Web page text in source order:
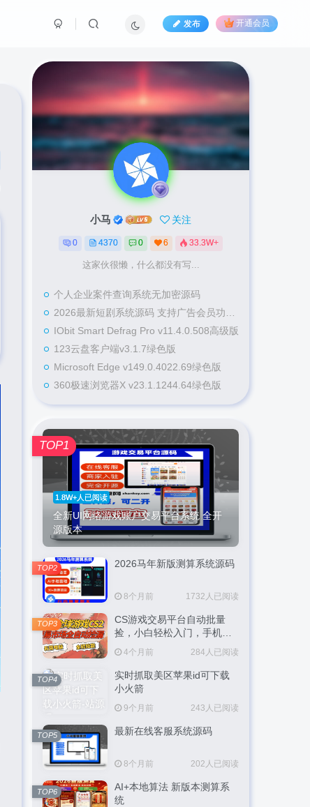
发布 开通会员
小马 关注
0 4370 0 6 33.3W+
这家伙很懒，什么都没有写...
个人企业案件查询系统无加密源码
2026最新短剧系统源码 支持广告会员功能齐全短剧源码
IObit Smart Defrag Pro v11.4.0.508高级版
123云盘客户端v3.1.7绿色版
Microsoft Edge v149.0.4022.69绿色版
360极速浏览器X v23.1.1244.64绿色版
1.8W+人已阅读
全新UI网络游戏账户交易平台系统 全开
源版本
TOP1
2026马年新版测算系统源码
8个月前 1732人已阅读
TOP2
CS游戏交易平台自动批量
捡，小白轻松入门，手机即
可完成全部操作，日入
300+，轻松副业【揭秘】
4个月前 284人已阅读
TOP3
实时抓取美区苹果id可下载
小火箭
9个月前 243人已阅读
TOP4
最新在线客服系统源码
8个月前 202人已阅读
TOP5
AI+本地算法 新版本测算系
统
TOP6